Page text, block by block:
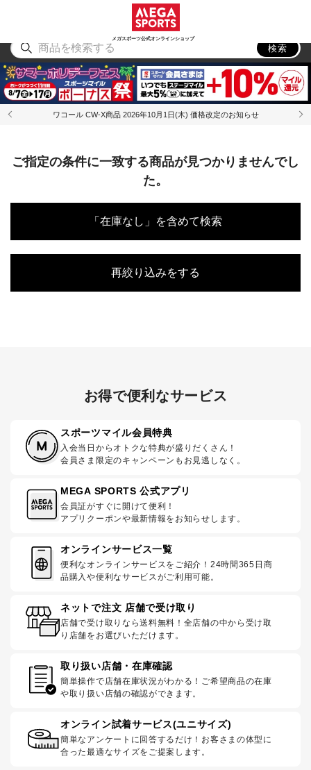
メガスポーツ公式オンラインショップ
アウトドア
検索
ワコール CW-X商品 2026年10月1日(木) 価格改定のお知らせ
ご指定の条件に一致する商品が見つかりませんでし
た。
「在庫なし」を含めて検索
再絞り込みをする
お得で便利なサービス
スポーツマイル会員特典
入会当日からオトクな特典が盛りだくさん！
会員さま限定のキャンペーンもお見逃しなく。
MEGA SPORTS 公式アプリ
会員証がすぐに開けて便利！
アプリクーポンや最新情報をお知らせします。
オンラインサービス一覧
便利なオンラインサービスをご紹介！24時間365日商
品購入や便利なサービスがご利用可能。
ネットで注文 店舗で受け取り
店舗で受け取りなら送料無料！全店舗の中から受け取
り店舗をお選びいただけます。
取り扱い店舗・在庫確認
簡単操作で店舗在庫状況がわかる！ご希望商品の在庫
や取り扱い店舗の確認ができます。
オンライン試着サービス(ユニサイズ)
簡単なアンケートに回答するだけ！お客さまの体型に
合った最適なサイズをご提案します。